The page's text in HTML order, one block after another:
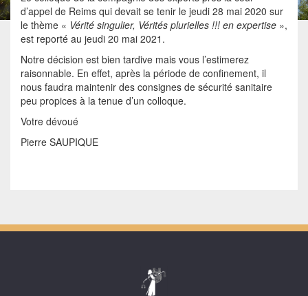
d’appel de Reims qui devait se tenir le jeudi 28 mai 2020 sur
le thème « Vérité singulier, Vérités plurielles !!! en expertise »,
est reporté au jeudi 20 mai 2021.
Notre décision est bien tardive mais vous l’estimerez
raisonnable. En effet, après la période de confinement, il
nous faudra maintenir des consignes de sécurité sanitaire
peu propices à la tenue d’un colloque.
Votre dévoué
Pierre SAUPIQUE